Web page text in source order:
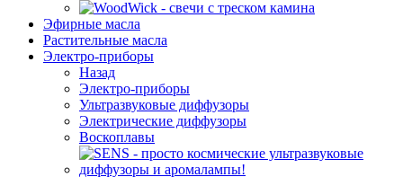
Эфирные масла
Растительные масла
Электро-приборы
Назад
Электро-приборы
Ультразвуковые диффузоры
Электрические диффузоры
Воскоплавы